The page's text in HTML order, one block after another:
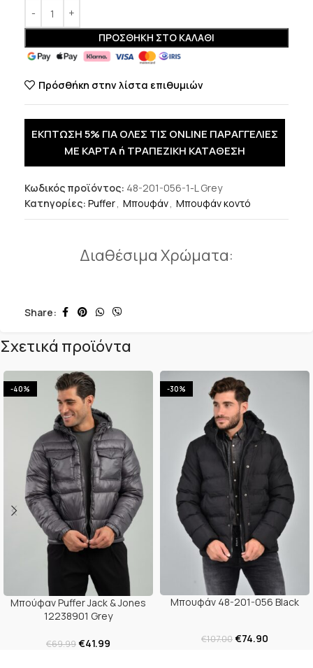
ΠΡΟΣΘΉΚΗ ΣΤΟ ΚΑΛΆΘΙ
Πρόσθήκη στην λίστα επιθυμιών
ΕΚΠΤΩΣΗ 5% ΓΙΑ ΟΛΕΣ ΤΙΣ ONLINE ΠΑΡΑΓΓΕΛΙΕΣ
ΜΕ ΚΑΡΤΑ ή ΤΡΑΠΕΖΙΚΗ ΚΑΤΑΘΕΣΗ
Κωδικός προϊόντος: 48-201-056-1-L Grey
Κατηγορίες: Puffer, Μπουφάν, Μπουφάν κοντό
Διαθέσιμα Χρώματα:
Share:
Σχετικά προϊόντα
-40%
Μπούφαν Puffer Jack & Jones
12238901 Grey
€69.99€41.99
-30%
Μπουφάν 48-201-056 Black
€107.00€74.90